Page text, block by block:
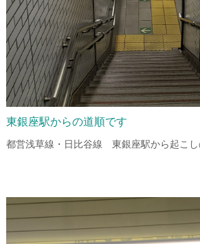
東銀座駅からの道順です
都営浅草線・日比谷線 東銀座駅から起こし